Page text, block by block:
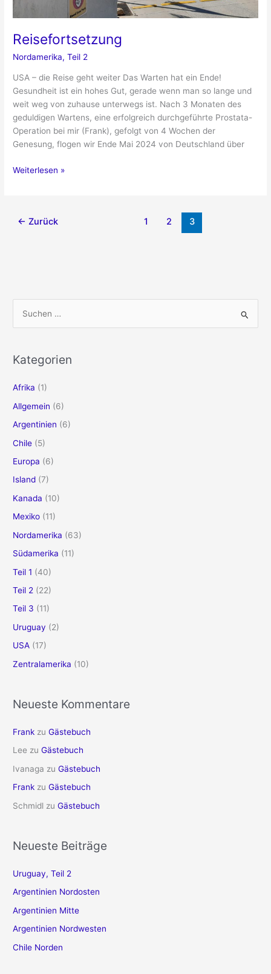
Reisefortsetzung
Nordamerika,Teil 2
USA – die Reise geht weiter Das Warten hat ein Ende!
Gesundheit ist ein hohes Gut, gerade wenn man so lange und
weit weg von zuhause unterwegs ist. Nach 3 Monaten des
geduldigen Wartens, eine erfolgreich durchgeführte Prostata-
Operation bei mir (Frank), gefolgt von 4 Wochen der
Genesung, flogen wir Ende Mai 2024 von Deutschland über
Reisefortsetzung
Weiterlesen »
← Zurück 1 2 3
h
n
n
a
Kategorien
Afrika (1)
Allgemein (6)
Argentinien (6)
Chile (5)
Europa (6)
Island (7)
Kanada (10)
Mexiko (11)
Nordamerika (63)
Südamerika (11)
Teil 1 (40)
Teil 2 (22)
Teil 3 (11)
Uruguay (2)
USA (17)
Zentralamerika (10)
Neueste Kommentare
Frank zuGästebuch
Lee zuGästebuch
Ivanaga zuGästebuch
Frank zuGästebuch
Schmidl zuGästebuch
Neueste Beiträge
Uruguay, Teil 2
Argentinien Nordosten
Argentinien Mitte
Argentinien Nordwesten
Chile Norden